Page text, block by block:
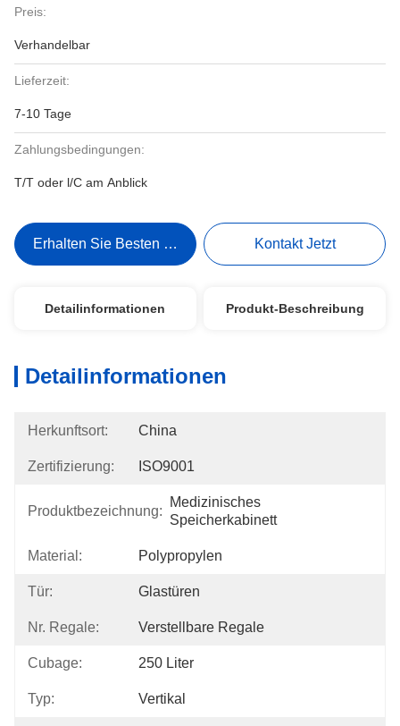
Preis:
Verhandelbar
Lieferzeit:
7-10 Tage
Zahlungsbedingungen:
T/T oder l/C am Anblick
Erhalten Sie Besten Preis Kontakt Jetzt
Detailinformationen Produkt-Beschreibung
Detailinformationen
Herkunftsort: China
Zertifizierung: ISO9001
Produktbezeichnung:
Medizinisches
Speicherkabinett
Material: Polypropylen
Tür: Glastüren
Nr. Regale: Verstellbare Regale
Cubage: 250 Liter
Typ: Vertikal